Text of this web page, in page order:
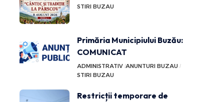
STIRI BUZAU
Primăria Municipiului Buzău:
COMUNICAT
ADMINISTRATIV ANUNTURI BUZAU
STIRI BUZAU
Restricții temporare de